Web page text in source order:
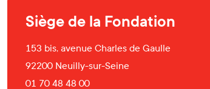
Siège de la Fondation
153 bis, avenue Charles de Gaulle
92200 Neuilly-sur-Seine
01 70 48 48 00